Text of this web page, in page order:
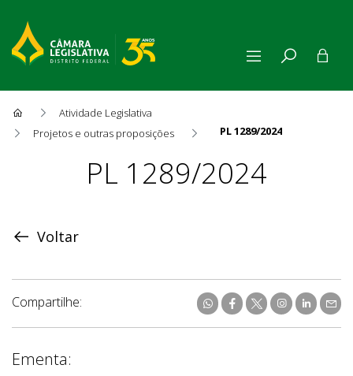
Atividade Legislativa
Projetos e outras proposições
PL 1289/2024
ProposiçãoPL 1289/2024
Voltar
Compartilhe:
Ementa: